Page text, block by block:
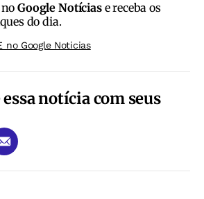
noGoogle Notíciase receba os
do dia.
no Google Noticias
notícia com seus